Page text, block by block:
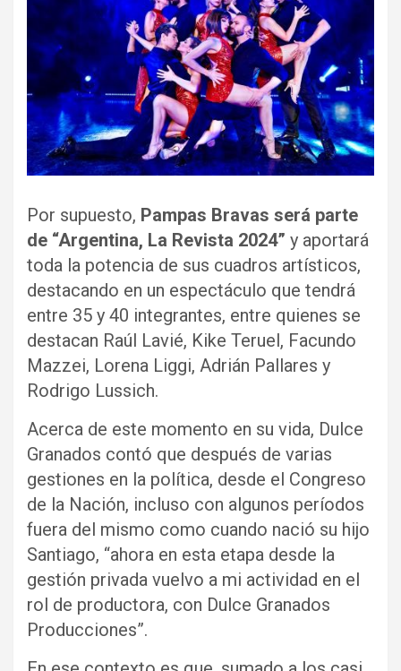
Por supuesto, Pampas Bravas será parte
de “Argentina, La Revista 2024” y aportará
toda la potencia de sus cuadros artísticos,
destacando en un espectáculo que tendrá
entre 35 y 40 integrantes, entre quienes se
destacan Raúl Lavié, Kike Teruel, Facundo
Mazzei, Lorena Liggi, Adrián Pallares y
Rodrigo Lussich.
Acerca de este momento en su vida, Dulce
Granados contó que después de varias
gestiones en la política, desde el Congreso
de la Nación, incluso con algunos períodos
fuera del mismo como cuando nació su hijo
Santiago, “ahora en esta etapa desde la
gestión privada vuelvo a mi actividad en el
rol de productora, con Dulce Granados
Producciones”.